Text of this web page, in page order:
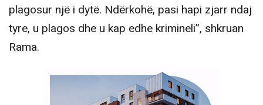
plagosur një i dytë. Ndërkohë, pasi hapi zjarr ndaj
tyre, u plagos dhe u kap edhe krimineli”, shkruan
Rama.